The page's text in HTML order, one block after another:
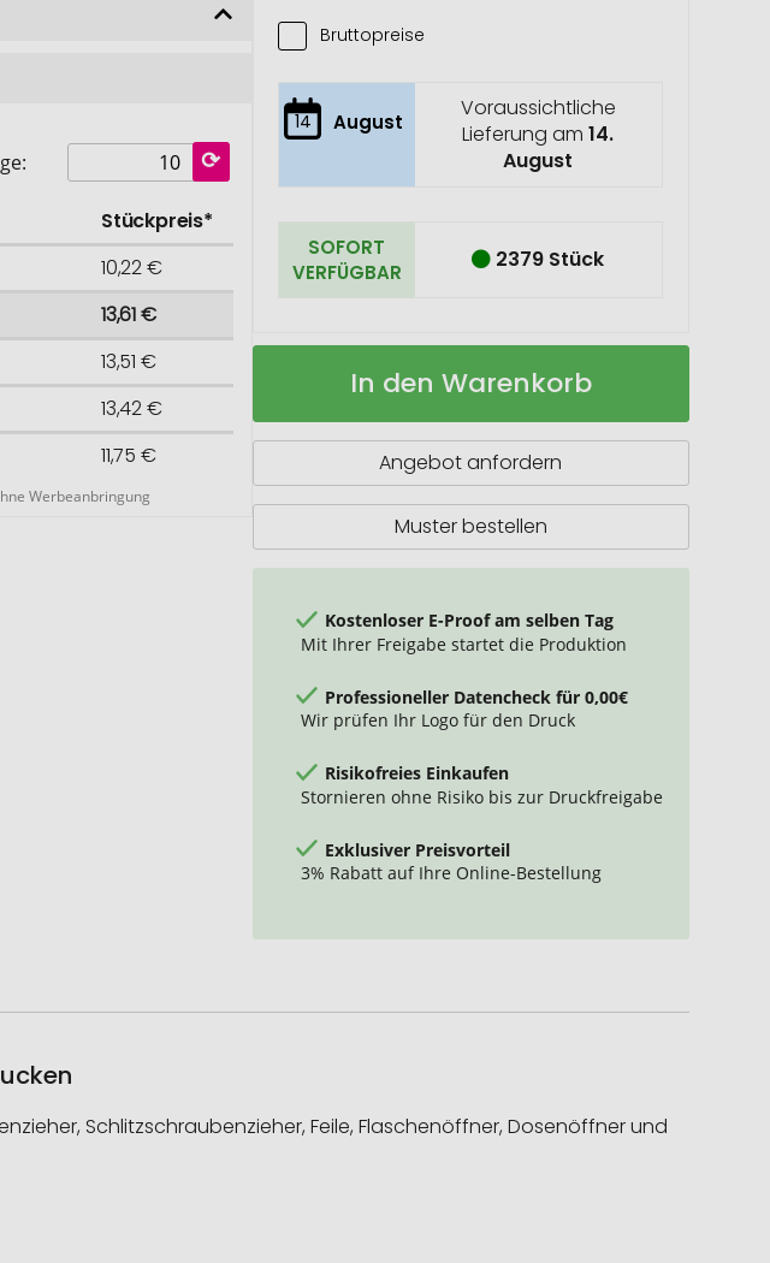
Stückpreis*
10,22 €
13,61 €
13,51 €
13,42 €
11,75 €
Werbeanbringung
Bruttopreise
14 August
Voraussichtliche
Lieferung am14.
August
SOFORT
VERFÜGBAR
2379 Stück
Multi
Auf
In den Warenkorb
Angebot anfordern
Muster bestellen
Kostenloser E-Proof am selben Tag
Mit Ihrer Freigabe startet die Produktion
Professioneller Datencheck für 0,00€
Wir prüfen Ihr Logo für den Druck
Risikofreies Einkaufen
Stornieren ohne Risiko bis zur Druckfreigabe
Exklusiver Preisvorteil
3% Rabatt auf Ihre Online-Bestellung
Schlitzschraubenzieher, Feile, Flaschenöffner, Dosenöffner und